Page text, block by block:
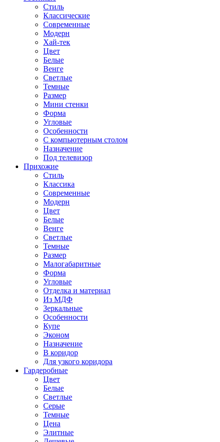
Стиль
Классические
Современные
Модерн
Хай-тек
Цвет
Белые
Венге
Светлые
Темные
Размер
Мини стенки
Форма
Угловые
Особенности
С компьютерным столом
Назначение
Под телевизор
Прихожие
Стиль
Классика
Современные
Модерн
Цвет
Белые
Венге
Светлые
Темные
Размер
Малогабаритные
Форма
Угловые
Отделка и материал
Из МДФ
Зеркальные
Особенности
Купе
Эконом
Назначение
В коридор
Для узкого коридора
Гардеробные
Цвет
Белые
Светлые
Серые
Темные
Цена
Элитные